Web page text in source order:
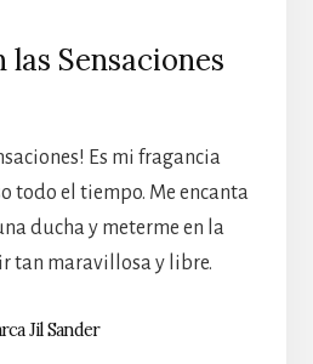
Sensaciones
Es mi fragancia
todo el tiempo. Me encanta
ducha y meterme en la
tan maravillosa y libre.
Jil Sander